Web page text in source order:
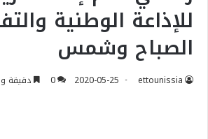
للإذاعة الوطنية
الصباح وشمس
ettounissia
2020-05-25
0 دقيقة